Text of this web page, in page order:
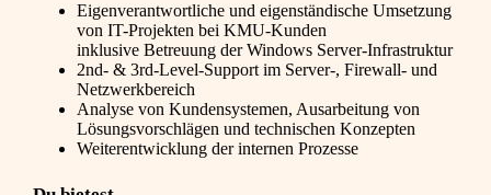
Eigenverantwortliche und eigenständische Umsetzung
von IT-Projekten bei KMU-Kunden
inklusive Betreuung der Windows Server-Infrastruktur
2nd- & 3rd-Level-Support im Server-, Firewall- und
Netzwerkbereich
Analyse von Kundensystemen, Ausarbeitung von
Lösungsvorschlägen und technischen Konzepten
Weiterentwicklung der internen Prozesse